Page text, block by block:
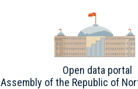
Open data portal
Assembly of the Republic of